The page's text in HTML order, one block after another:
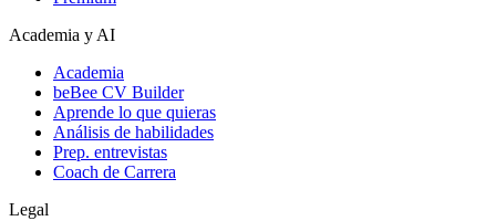
Academia y AI
Academia
beBee CV Builder
Aprende lo que quieras
Análisis de habilidades
Prep. entrevistas
Coach de Carrera
Legal